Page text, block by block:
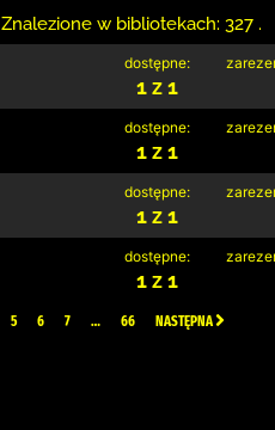
Znalezione w bibliotekach: 327 .
dostępne:
1 z 1
dostępne:
1 z 1
dostępne:
1 z 1
dostępne:
1 z 1
5 6 7 … 66 NASTĘPNA